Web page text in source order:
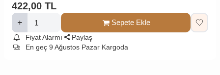
422,00 TL
Sepete Ekle
Fiyat Alarmı
Paylaş
En geç 9 Ağustos Pazar Kargoda